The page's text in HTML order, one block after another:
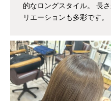
的なロングスタイル。 長
リエーションも多彩です。